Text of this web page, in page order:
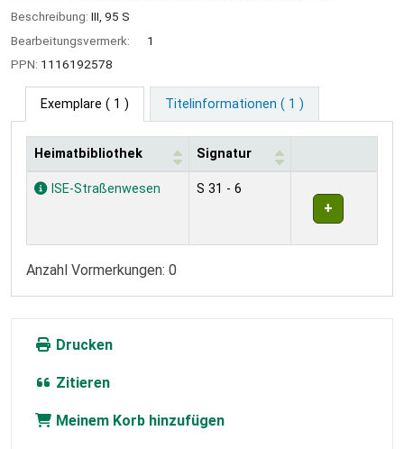
Beschreibung: III, 95 S
Bearbeitungsvermerk:
1
PPN: 1116192578
Exemplare ( 1 ) Titelinformationen ( 1 )
Exemplare
Heimatbibliothek Signatur
ISE-Straßenwesen S 31 - 6
Anzahl Vormerkungen: 0
Drucken
Zitieren
Meinem Korb hinzufügen